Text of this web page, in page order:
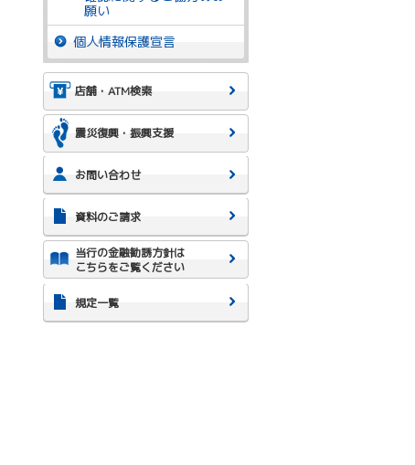
願い
個人情報保護宣言
店舗・ATM検索
震災復興・振興支援
お問い合わせ
資料のご請求
当行の金融勧誘方針は
こちらをご覧ください
規定一覧